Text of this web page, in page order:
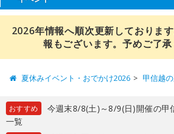
2026年情報へ順次更新しておりま
報もございます。予めご了承
夏休みイベント・おでかけ2026 甲信越
おすすめ
今週末8/8(土)～8/9(日)開催の甲
一覧